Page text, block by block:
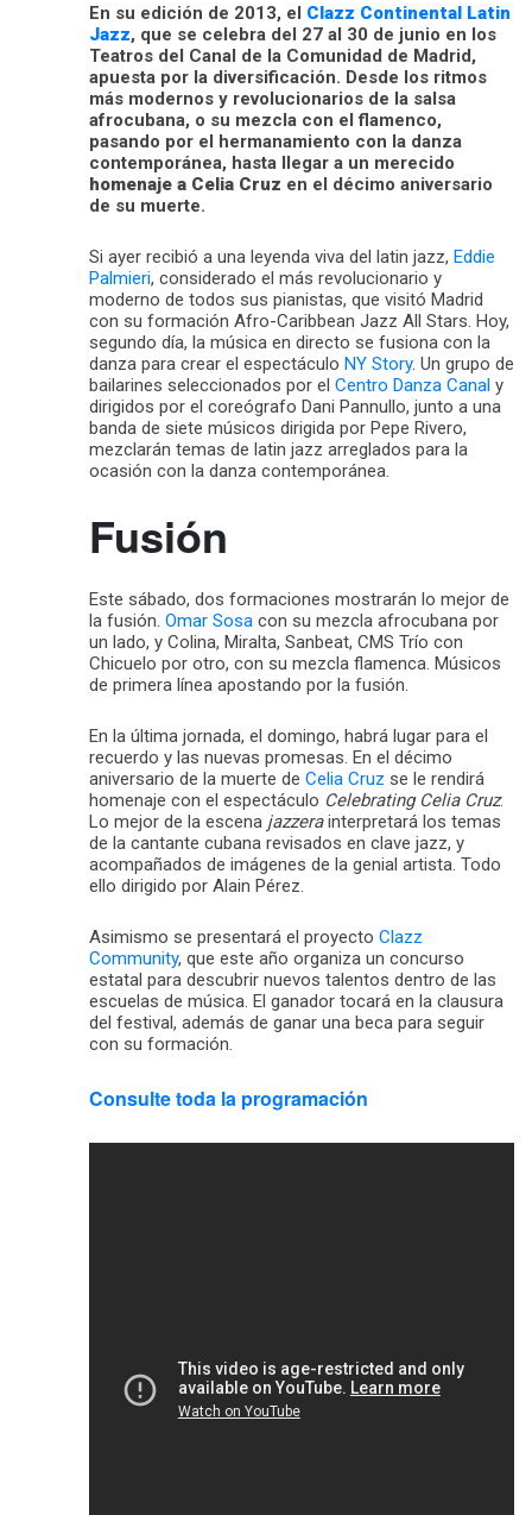
En su edición de 2013, el Clazz Continental Latin
Jazz, que se celebra del 27 al 30 de junio en los
Teatros del Canal de la Comunidad de Madrid,
apuesta por la diversificación. Desde los ritmos
más modernos y revolucionarios de la salsa
afrocubana, o su mezcla con el flamenco,
pasando por el hermanamiento con la danza
contemporánea, hasta llegar a un merecido
homenaje a Celia Cruz en el décimo aniversario
de su muerte.
Si ayer recibió a una leyenda viva del latin jazz, Eddie
Palmieri, considerado el más revolucionario y
moderno de todos sus pianistas, que visitó Madrid
con su formación Afro-Caribbean Jazz All Stars. Hoy,
segundo día, la música en directo se fusiona con la
danza para crear el espectáculo NY Story. Un grupo de
bailarines seleccionados por el Centro Danza Canal y
dirigidos por el coreógrafo Dani Pannullo, junto a una
banda de siete músicos dirigida por Pepe Rivero,
mezclarán temas de latin jazz arreglados para la
ocasión con la danza contemporánea.
Fusión
Este sábado, dos formaciones mostrarán lo mejor de
la fusión. Omar Sosa con su mezcla afrocubana por
un lado, y Colina, Miralta, Sanbeat, CMS Trío con
Chicuelo por otro, con su mezcla flamenca. Músicos
de primera línea apostando por la fusión.
En la última jornada, el domingo, habrá lugar para el
recuerdo y las nuevas promesas. En el décimo
aniversario de la muerte de Celia Cruz se le rendirá
homenaje con el espectáculo Celebrating Celia Cruz.
Lo mejor de la escena jazzerainterpretará los temas
de la cantante cubana revisados en clave jazz, y
acompañados de imágenes de la genial artista. Todo
ello dirigido por Alain Pérez.
Asimismo se presentará el proyecto Clazz
Community, que este año organiza un concurso
estatal para descubrir nuevos talentos dentro de las
escuelas de música. El ganador tocará en la clausura
del festival, además de ganar una beca para seguir
con su formación.
Consulte toda la programación